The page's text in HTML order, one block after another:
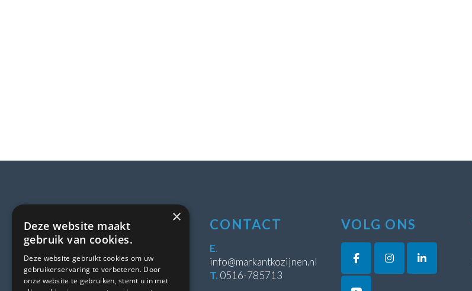
LOCATIE
8431 WE Oosterwolde
CONTACT
E.
info@markantkozijnen.nl
T. 0516-785713
VOLG ONS
×
Deze website maakt
gebruik van cookies.
Deze website gebruikt cookies om uw
gebruikerservaring te verbeteren. Door
onze website te gebruiken, stemt u in met